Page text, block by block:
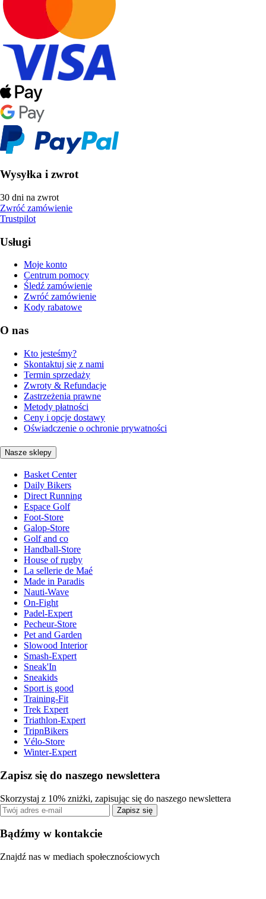
Wysyłka i zwrot
30 dni na zwrot
Zwróć zamówienie
Trustpilot
Usługi
Moje konto
Centrum pomocy
Śledź zamówienie
Zwróć zamówienie
Kody rabatowe
O nas
Kto jesteśmy?
Skontaktuj się z nami
Termin sprzedaży
Zwroty & Refundacje
Zastrzeżenia prawne
Metody płatności
Ceny i opcje dostawy
Oświadczenie o ochronie prywatności
Nasze sklepy
Basket Center
Daily Bikers
Direct Running
Espace Golf
Foot-Store
Galop-Store
Golf and co
Handball-Store
House of rugby
La sellerie de Maé
Made in Paradis
Nauti-Wave
On-Fight
Padel-Expert
Pecheur-Store
Pet and Garden
Slowood Interior
Smash-Expert
Sneak'In
Sneakids
Sport is good
Training-Fit
Trek Expert
Triathlon-Expert
TripnBikers
Vélo-Store
Winter-Expert
Zapisz się do naszego newslettera
Skorzystaj z 10% zniżki, zapisując się do naszego newslettera
Zapisz się
Bądźmy w kontakcie
Znajdź nas w mediach społecznościowych